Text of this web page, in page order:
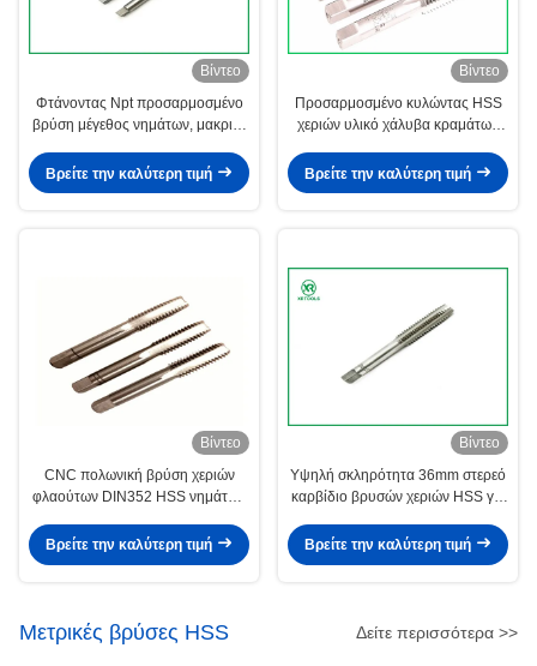
Βίντεο
Φτάνοντας Npt προσαρμοσμένο
βρύση μέγεθος νημάτων, μακριές
μαγνήσιου
Βρείτε την καλύτερη τιμή
Βίντεο
Προσαρμοσμένο κυλώντας HSS
χεριών υλικό χάλυβα κραμάτων
Βρείτε την καλύτερη τιμή
Βίντεο
CNC πολωνική βρύση χεριών
φλαούτων DIN352 HSS νημάτων
Βρείτε την καλύτερη τιμή
Βίντεο
Υψηλή σκληρότητα 36mm στερεό
καρβίδιο βρυσών χεριών HSS για
Βρείτε την καλύτερη τιμή
Μετρικές βρύσες HSS Δείτε περισσότερα >>